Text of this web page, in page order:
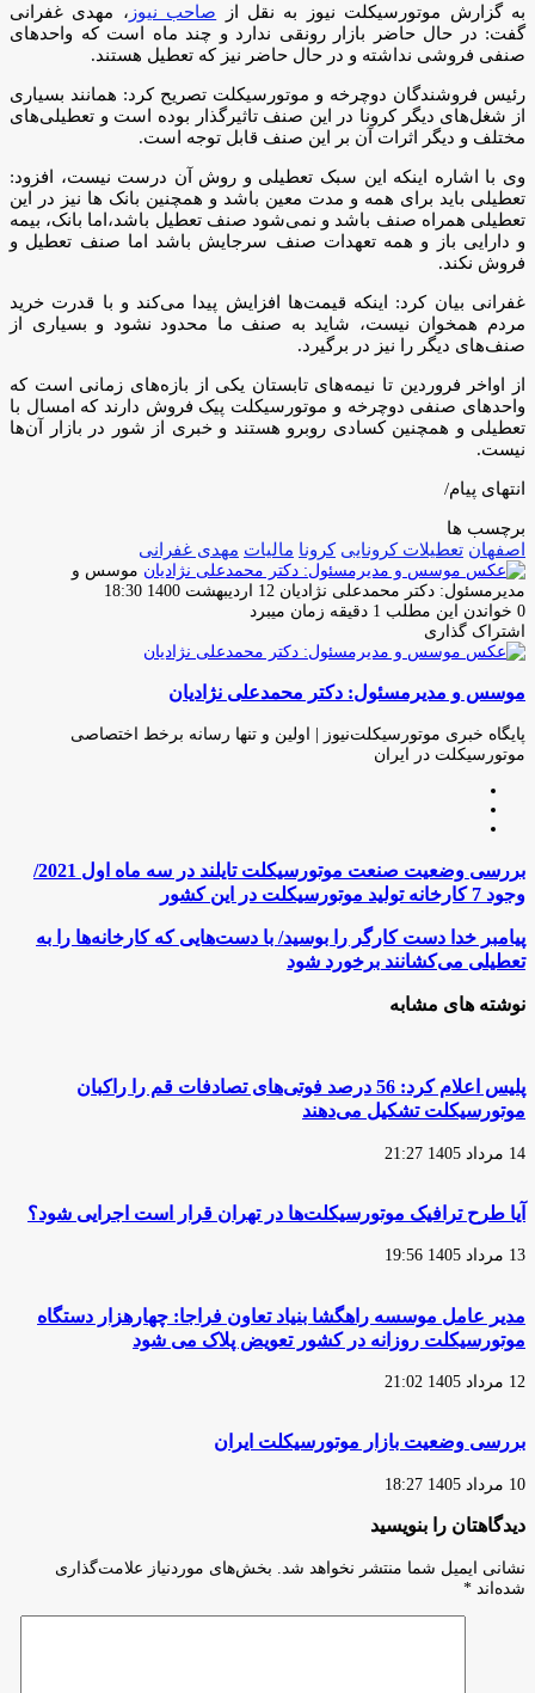
به گزارش موتورسیکلت نیوز به نقل از صاحب نیوز ، مهدی غفرانی
گفت: در حال حاضر بازار رونقی ندارد و چند ماه است که واحدهای
صنفی فروشی نداشته و در حال حاضر نیز که تعطیل هستند.
رئیس فروشندگان دوچرخه و موتورسیکلت تصریح کرد: همانند بسیاری
از شغل‌های دیگر کرونا در این صنف تاثیرگذار بوده است و تعطیلی‌های
مختلف و دیگر اثرات آن بر این صنف قابل توجه است.
وی با اشاره اینکه این سبک تعطیلی و روش آن درست نیست، افزود:
تعطیلی باید برای همه و مدت معین باشد و همچنین بانک ها نیز در این
تعطیلی همراه صنف باشد و نمی‌شود صنف تعطیل باشد،اما بانک، بیمه
و دارایی باز و همه تعهدات صنف سرجایش باشد اما صنف تعطیل و
فروش نکند.
غفرانی بیان کرد: اینکه قیمت‌ها افزایش پیدا می‌کند و با قدرت خرید
مردم همخوان نیست، شاید به صنف ما محدود نشود و بسیاری از
صنف‌های دیگر را نیز در برگیرد.
از اواخر فروردین تا نیمه‌های تابستان یکی از بازه‌های زمانی است که
واحدهای صنفی دوچرخه و موتورسیکلت پیک فروش دارند که امسال با
تعطیلی و همچنین کسادی روبرو هستند و خبری از شور در بازار آن‌ها
نیست.
انتهای پیام/
برچسب ها
اصفهان تعطیلات کرونایی کرونا مالیات مهدی غفرانی
موسس و
مدیرمسئول: دکتر محمدعلی نژادیان ارسال
ایمیل
12 اردیبهشت 1400 18:30
0 خواندن این مطلب 1 دقیقه زمان میبرد
اشتراک گذاری
فیس
توئیتر
لینکدین
واتس
تلگرام
اشتراک
از
ایمیل
چاپ
موسس و مدیرمسئول: دکتر محمدعلی نژادیان
پایگاه خبری موتورسیکلت‌نیوز | اولین و تنها رسانه برخط اختصاصی
موتورسیکلت در ایران
بررسی
وضعیت
صنعت
موتورسیکلت
تایلند
در
ماه
7
کارخانه
موتورسیکلت
کشور
بررسی وضعیت صنعت موتورسیکلت تایلند در سه ماه اول 2021/
وجود 7 کارخانه تولید موتورسیکلت در این کشور
پیامبر
خدا
دست
کارگر
را
دست‌هایی
که
کارخانه‌ها
به
می‌کشانند
برخورد
پیامبر خدا دست کارگر را بوسید/ با دست‌هایی که کارخانه‌ها را به
تعطیلی می‌کشانند برخورد شود
نوشته های مشابه
پلیس اعلام کرد: 56 درصد فوتی‌های تصادفات قم را راکبان
موتورسیکلت تشکیل می‌دهند
14 مرداد 1405 21:27
آیا طرح ترافیک موتورسیکلت‌ها در تهران قرار است اجرایی شود؟
13 مرداد 1405 19:56
مدیر عامل موسسه راهگشا بنیاد تعاون فراجا: چهارهزار دستگاه
موتورسیکلت روزانه در کشور تعویض پلاک می شود
12 مرداد 1405 21:02
بررسی وضعیت بازار موتورسیکلت ایران
10 مرداد 1405 18:27
دیدگاهتان را بنویسید
نشانی ایمیل شما منتشر نخواهد شد.
بخش‌های موردنیاز علامت‌گذاری
شده‌اند *